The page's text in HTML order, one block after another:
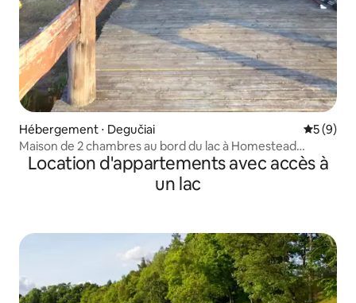
Hébergement ⋅ Degučiai
5 (9)
Maison de 2 chambres au bord du lac à Homestead
Kumpuolio
Location d'appartements avec accès à
un lac